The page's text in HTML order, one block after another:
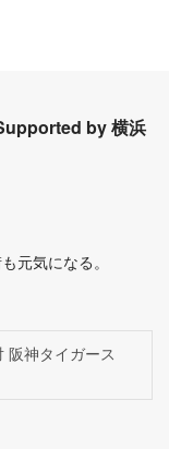
by 横浜
元気になる。
阪神タイガース